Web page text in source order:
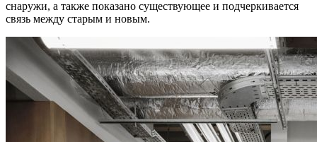
снаружи, а также показано существующее и подчеркивается
связь между старым и новым.